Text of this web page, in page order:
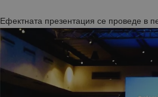
Ефектната презентация се проведе в